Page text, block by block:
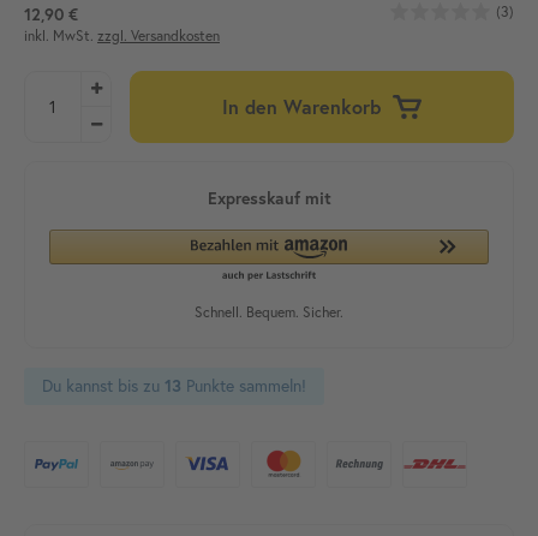
12,90 €
(3)
inkl. MwSt. zzgl. Versandkosten
In den Warenkorb
Du kannst bis zu 13 Punkte sammeln!